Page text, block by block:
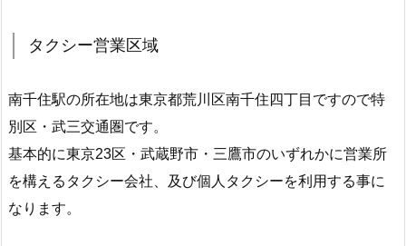
タクシー営業区域
南千住駅の所在地は東京都荒川区南千住四丁目ですので特
別区・武三交通圏です。
基本的に東京23区・武蔵野市・三鷹市のいずれかに営業所
を構えるタクシー会社、及び個人タクシーを利用する事に
なります。